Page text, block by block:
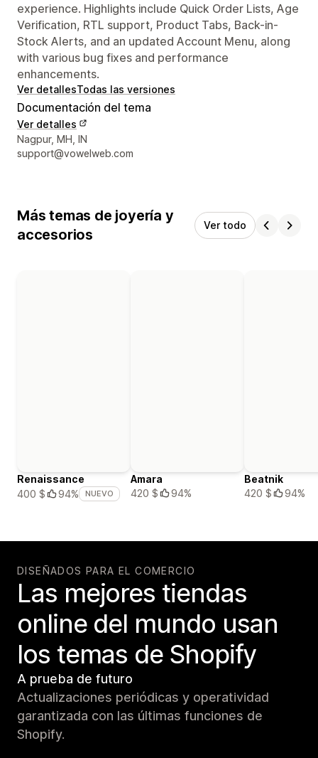
experience. Highlights include Quick Order Lists, Age
Verification, RTL support, Product Tabs, Back-in-
Stock Alerts, and an updated Account Menu, along
with various bug fixes and performance
enhancements.
Ver detallesTodas las versiones
Documentación del tema
Ver detalles
Detalles de contacto del diseñador
Nagpur, MH, IN
support@vowelweb.com
Más temas de joyería y
accesorios
Ver todo
Renaissance
400 $
94% NUEVO
Amara
420 $
94%
Beatnik
420 $
94%
DISEÑADOS PARA EL COMERCIO
Las mejores tiendas
online del mundo usan
los temas de Shopify
A prueba de futuro
Actualizaciones periódicas y operatividad
garantizada con las últimas funciones de
Shopify.